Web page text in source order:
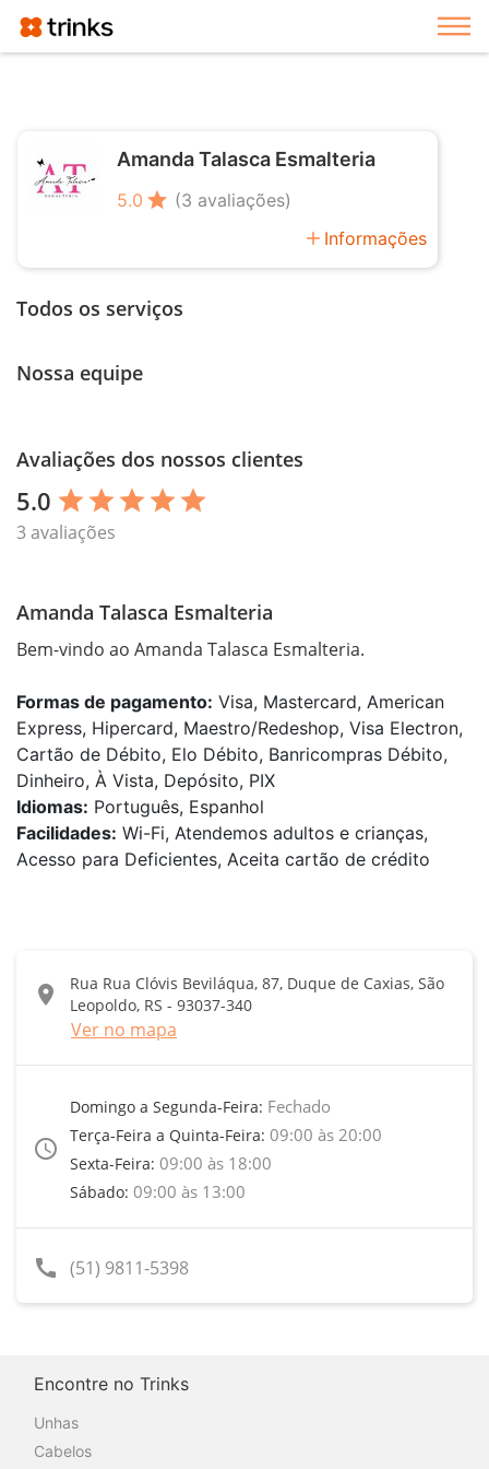
Amanda Talasca Esmalteria
5.0 star (3 avaliações)
add Informações
Todos os serviços
Nossa equipe
Avaliações dos nossos clientes
5.0 star star star star star
3 avaliações
Amanda Talasca Esmalteria
Bem-vindo ao Amanda Talasca Esmalteria.
Formas de pagamento: Visa, Mastercard, American
Express, Hipercard, Maestro/Redeshop, Visa Electron,
Cartão de Débito, Elo Débito, Banricompras Débito,
Dinheiro, À Vista, Depósito, PIX
Idiomas: Português, Espanhol
Facilidades: Wi-Fi, Atendemos adultos e crianças,
Acesso para Deficientes, Aceita cartão de crédito
location_on
Rua Rua Clóvis Beviláqua, 87, Duque de Caxias, São
Leopoldo, RS - 93037-340
Ver no mapa
access_time
Domingo a Segunda-Feira: Fechado
Terça-Feira a Quinta-Feira: 09:00 às 20:00
Sexta-Feira: 09:00 às 18:00
Sábado: 09:00 às 13:00
call (51) 9811-5398
Encontre no Trinks
Unhas
Cabelos